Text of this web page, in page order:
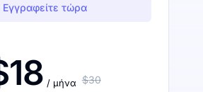
Εγγραφείτε τώρα
/ μήνα $30